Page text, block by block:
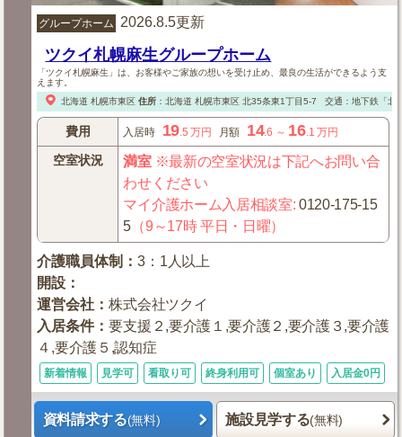
グループホーム 2026.8.5更新
ツクイ札幌麻生グループホーム
「ツクイ札幌麻生」は、お客様やご家族の想いを受け止め、最良の生活ができるよう支
えます。
北海道 札幌市東区 住所： 北海道 札幌市東区北35条東1丁目5-7 交通：地下鉄「北
費用 入居時 19 .5 万円 月額 14.6 ～ 16.1 万円
空室状況 満室※最新の空室状況は下記へお問い合
わせください
マイ介護ホーム入居相談室:0120-175-15
5 （9～17時 平日・日曜）
介護職員体制 ：3：1人以上
開設 ：
運営会社 ：株式会社ツクイ
入居条件：要支援２,要介護１,要介護２,要介護３,要介護
４,要介護５,認知症
新着情報 見学可 看取り可 終身利用可 個室あり 入居金0円
資料請求する(無料) 施設見学する(無料)